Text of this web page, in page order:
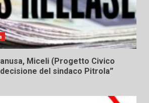
Miceli (Progetto Civico
decisione del sindaco Pitrola”